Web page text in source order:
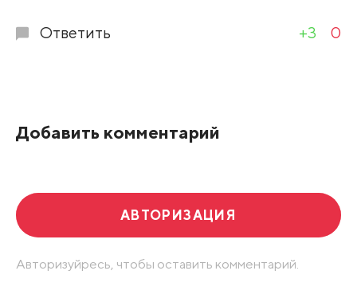
Ответить +3 0
Добавить комментарий
АВТОРИЗАЦИЯ
Авторизуйресь, чтобы оставить комментарий.